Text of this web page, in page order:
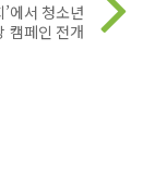
에서 청소년
캠페인 전개